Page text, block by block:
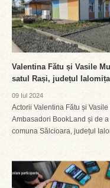
Valentina Fătu și Vasile
satul Rași, județul
09 Iul 2024
Actorii Valentina Fătu și
Ambasadori BookLand și de
comuna Sălcioara, județul